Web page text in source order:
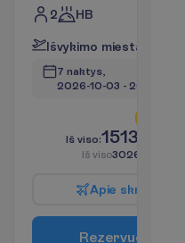
2 HB
Išvykimo miesta
7 naktys,
2026-10-03 - 2026-10-10
Iš viso:1513.28
Iš viso3026.55
Apie skr
Rezervuo